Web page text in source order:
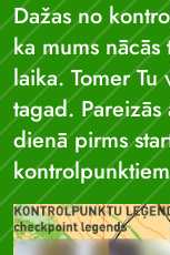
Dažas no
ka mums
laika. Tomer
tagad.
dienā pirms